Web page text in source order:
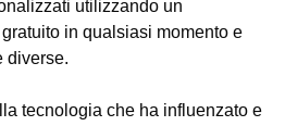
utilizzando un
in qualsiasi momento e
diverse.
tecnologia che ha influenzato e